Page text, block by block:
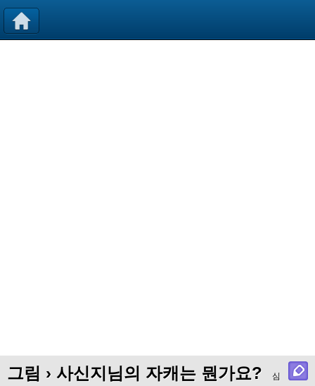
그림 › 사신지님의 자캐는 뭔가요?
심